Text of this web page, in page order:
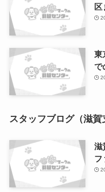
区
東
で
スタッフブログ（滋賀
滋
フ